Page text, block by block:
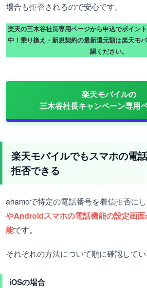
場合も拒否されるので安心です。
楽天の三木谷社長専用ページから申込でポイン
中！乗り換え・新規契約の最新還元額は楽天モ
認ください。
楽天モバイルの
三木谷社長キャンペーン専用
楽天モバイルでもスマホの電
拒否できる
ahamoで特定の電話番号を着信拒否にし
やAndroidスマホの電話機能の設定画
能です。
それぞれの方法について順に確認してい
iOSの場合